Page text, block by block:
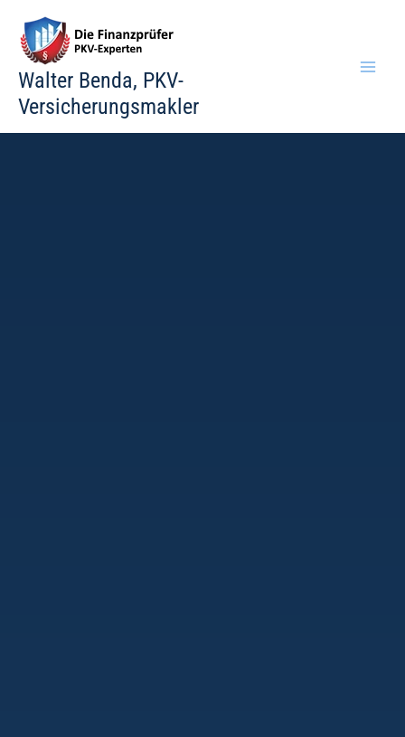
Inhalt
springen
Walter Benda, PKV-
Versicherungsmakler